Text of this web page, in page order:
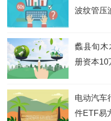
波纹管压
蠡县旬木
册资本10
电动汽车
件ETF易